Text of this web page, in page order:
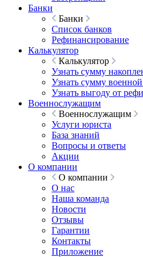
Банки
Банки
Список банков
Рефинансирование
Калькулятор
Калькулятор
Узнать сумму
Узнать сумму
Узнать выгоду от
Военнослужащим
Военнослужащим
Услуги юриста
База знаний
Вопросы и ответы
Акции
О компании
О компании
О нас
Наша команда
Новости
Отзывы
Гарантии
Контакты
Приложение